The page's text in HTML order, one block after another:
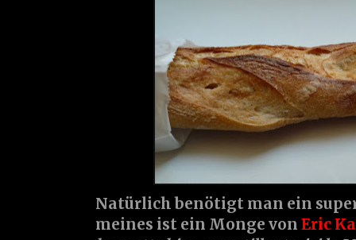
Natürlich benötigt man ein
meines ist ein Monge von Eric